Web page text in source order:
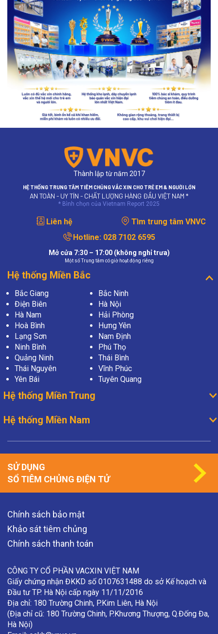
Thành lập từ năm 2017
HỆ THỐNG TRUNG TÂM TIÊM CHỦNG VẮC XIN CHO TRẺ EM & NGƯỜI LỚN
AN TOÀN - UY TÍN - CHẤT LƯỢNG HÀNG ĐẦU VIỆT NAM *
* Bình chọn của Vietnam Report 2025
Liên hệ
Tìm trung tâm VNVC
Hotline: 028 7102 6595
Mở cửa 7:30 – 17:00 (không nghỉ trưa)
Một số Trung tâm có giờ hoạt động riêng
Hệ thống Miền Bắc
Bắc Giang
Bắc Ninh
Điện Biên
Hà Nội
Hà Nam
Hải Phòng
Hoà Bình
Hưng Yên
Lạng Sơn
Nam Định
Ninh Bình
Phú Thọ
Quảng Ninh
Thái Bình
Thái Nguyên
Vĩnh Phúc
Yên Bái
Tuyên Quang
Hệ thống Miền Trung
Hệ thống Miền Nam
Chính sách bảo mật
Khảo sát tiêm chủng
Chính sách thanh toán
CÔNG TY CỔ PHẦN VACXIN VIỆT NAM
Giấy chứng nhận ĐKKD số 0107631488 do sở Kế hoạch và
Đầu tư TP. Hà Nội cấp ngày 11/11/2016
Địa chỉ: 180 Trường Chinh, P.Kim Liên, Hà Nội
(Địa chỉ cũ: 180 Trường Chinh, P.Khương Thượng, Q.Đống Đa,
Hà Nội)
SỬ DỤNG
SỔ TIÊM CHỦNG ĐIỆN TỬ